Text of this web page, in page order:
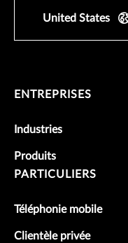
United States
ENTREPRISES
Industries
Produits
PARTICULIERS
Téléphonie mobile
Clientèle privée